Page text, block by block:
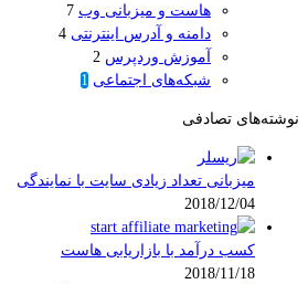
هاست و میزبانی وب 7
دامنه و آدرس اینترنتی 4
آموزش وردپرس 2
شبکه‌های اجتماعی 1
نوشته‌های تصادفی
میزبانی تعداد زیادی سایت با نمایندگی
2018/12/04
کسب درآمد با بازاریابی هاست
2018/11/18